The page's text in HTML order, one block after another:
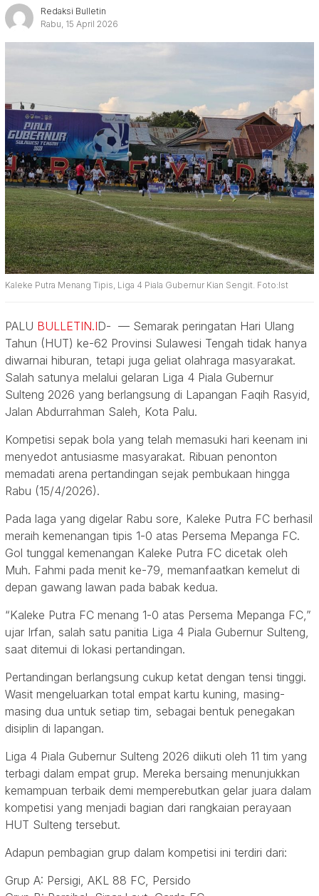
Redaksi Bulletin
Rabu, 15 April 2026
Kaleke Putra Menang Tipis, Liga 4 Piala Gubernur Kian Sengit. Foto:Ist
PALU BULLETIN.ID- — Semarak peringatan Hari Ulang
Tahun (HUT) ke-62 Provinsi Sulawesi Tengah tidak hanya
diwarnai hiburan, tetapi juga geliat olahraga masyarakat.
Salah satunya melalui gelaran Liga 4 Piala Gubernur
Sulteng 2026 yang berlangsung di Lapangan Faqih Rasyid,
Jalan Abdurrahman Saleh, Kota Palu.
Kompetisi sepak bola yang telah memasuki hari keenam ini
menyedot antusiasme masyarakat. Ribuan penonton
memadati arena pertandingan sejak pembukaan hingga
Rabu (15/4/2026).
Pada laga yang digelar Rabu sore, Kaleke Putra FC berhasil
meraih kemenangan tipis 1-0 atas Persema Mepanga FC.
Gol tunggal kemenangan Kaleke Putra FC dicetak oleh
Muh. Fahmi pada menit ke-79, memanfaatkan kemelut di
depan gawang lawan pada babak kedua.
“Kaleke Putra FC menang 1-0 atas Persema Mepanga FC,”
ujar Irfan, salah satu panitia Liga 4 Piala Gubernur Sulteng,
saat ditemui di lokasi pertandingan.
Pertandingan berlangsung cukup ketat dengan tensi tinggi.
Wasit mengeluarkan total empat kartu kuning, masing-
masing dua untuk setiap tim, sebagai bentuk penegakan
disiplin di lapangan.
Liga 4 Piala Gubernur Sulteng 2026 diikuti oleh 11 tim yang
terbagi dalam empat grup. Mereka bersaing menunjukkan
kemampuan terbaik demi memperebutkan gelar juara dalam
kompetisi yang menjadi bagian dari rangkaian perayaan
HUT Sulteng tersebut.
Adapun pembagian grup dalam kompetisi ini terdiri dari:
Grup A: Persigi, AKL 88 FC, Persido